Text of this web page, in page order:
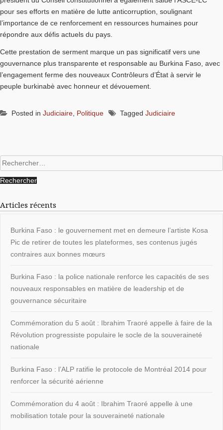
pour ses efforts en matière de lutte anticorruption, soulignant
l’importance de ce renforcement en ressources humaines pour
répondre aux défis actuels du pays.
Cette prestation de serment marque un pas significatif vers une
gouvernance plus transparente et responsable au Burkina Faso, avec
l’engagement ferme des nouveaux Contrôleurs d’État à servir le
peuple burkinabè avec honneur et dévouement.
Posted in Judiciaire Politique Tagged Judiciaire
Rechercher :
Articles récents
Burkina Faso : le gouvernement met en demeure l’artiste Kosa
Pic de retirer de toutes les plateformes, ses contenus jugés
contraires aux bonnes mœurs
Burkina Faso : la police nationale renforce les capacités de ses
nouveaux responsables en matière de leadership et de
gouvernance sécuritaire
Commémoration du 5 août : Ibrahim Traoré appelle à faire de la
Révolution progressiste populaire le socle de la souveraineté
nationale
Burkina Faso : l’ALP ratifie le protocole de Montréal 2014 pour
renforcer la sécurité aérienne
Commémoration du 4 août : Ibrahim Traoré appelle à une
mobilisation totale pour la souveraineté nationale